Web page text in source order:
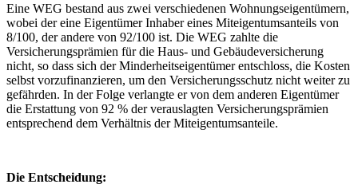
Eine WEG bestand aus zwei verschiedenen Wohnungseigentümern,
wobei der eine Eigentümer Inhaber eines Miteigentumsanteils von
8/100, der andere von 92/100 ist. Die WEG zahlte die
Versicherungsprämien für die Haus- und Gebäudeversicherung
nicht, so dass sich der Minderheitseigentümer entschloss, die Kosten
selbst vorzufinanzieren, um den Versicherungsschutz nicht weiter zu
gefährden. In der Folge verlangte er von dem anderen Eigentümer
die Erstattung von 92 % der verauslagten Versicherungsprämien
entsprechend dem Verhältnis der Miteigentumsanteile.
Die Entscheidung: